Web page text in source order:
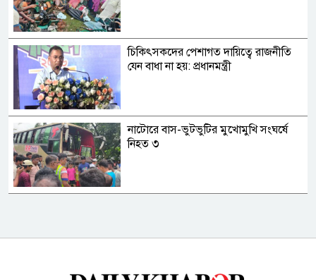
চিকিৎসকদের পেশাগত দায়িত্বে রাজনীতি
যেন বাধা না হয়: প্রধানমন্ত্রী
নাটোরে বাস-ভুটভুটির মুখোমুখি সংঘর্ষে
নিহত ৩